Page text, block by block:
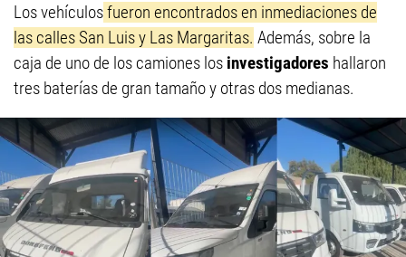
Los vehículosfueron encontrados en inmediaciones de
las calles San Luis y Las Margaritas. Además, sobre la
caja de uno de los camiones los investigadores hallaron
tres baterías de gran tamaño y otras dos medianas.